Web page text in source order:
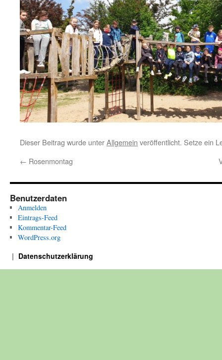
Dieser Beitrag wurde unterAllgemein veröffentlicht. Setze ein
← Rosenmontag
Benutzerdaten
Anmelden
Eintrags-Feed
Kommentar-Feed
WordPress.org
Datenschutzerklärung